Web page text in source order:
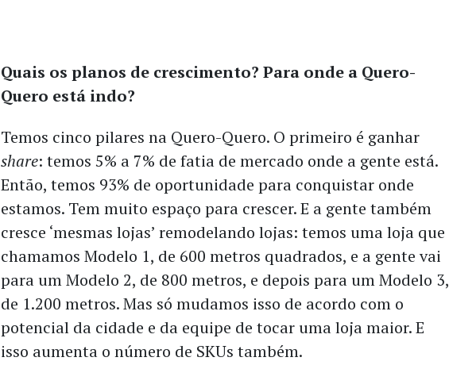
Quais os planos de crescimento? Para onde a Quero-
Quero está indo?
Temos cinco pilares na Quero-Quero. O primeiro é ganhar
share: temos 5% a 7% de fatia de mercado onde a gente está.
Então, temos 93% de oportunidade para conquistar onde
estamos. Tem muito espaço para crescer. E a gente também
cresce ‘mesmas lojas’ remodelando lojas: temos uma loja que
chamamos Modelo 1, de 600 metros quadrados, e a gente vai
para um Modelo 2, de 800 metros, e depois para um Modelo 3,
de 1.200 metros. Mas só mudamos isso de acordo com o
potencial da cidade e da equipe de tocar uma loja maior. E
isso aumenta o número de SKUs também.